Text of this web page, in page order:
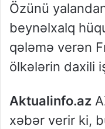
Özünü
beynəlxalq
qələmə verən
ölkələrin daxili
Aktualinfo.az
xəbər verir ki,